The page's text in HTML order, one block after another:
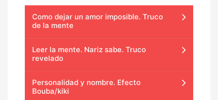
Como dejar un amor imposible. Truco
de la mente
Leer la mente. Nariz sabe. Truco
revelado
Personalidad y nombre. Efecto
Bouba/kiki